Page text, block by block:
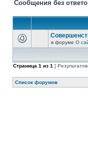
Сообщения без
в форуме О
Страница 1 из 1 [
Список форумов